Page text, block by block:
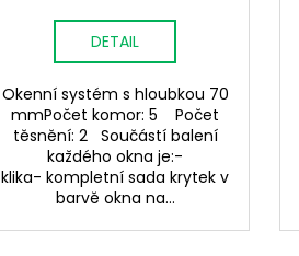
DETAIL
Okenní systém s hloubkou 70
mmPočet komor: 5 Počet
těsnění: 2 Součástí balení
každého okna je:-
klika- kompletní sada krytek v
barvě okna na...